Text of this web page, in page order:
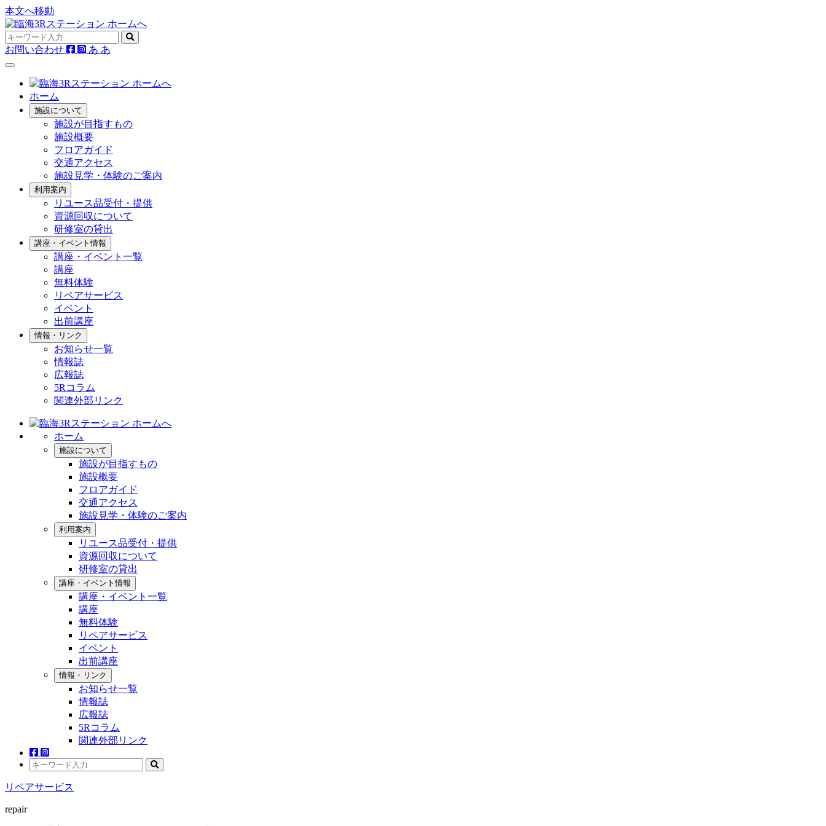
本文へ移動
お問い合わせ あ あ
ホーム
施設について
施設が目指すもの
施設概要
フロアガイド
交通アクセス
施設見学・体験のご案内
利用案内
リユース品受付・提供
資源回収について
研修室の貸出
講座・イベント情報
講座・イベント一覧
講座
無料体験
リペアサービス
イベント
出前講座
情報・リンク
お知らせ一覧
情報誌
広報誌
5Rコラム
関連外部リンク
ホーム
施設について
施設が目指すもの
施設概要
フロアガイド
交通アクセス
施設見学・体験のご案内
利用案内
リユース品受付・提供
資源回収について
研修室の貸出
講座・イベント情報
講座・イベント一覧
講座
無料体験
リペアサービス
イベント
出前講座
情報・リンク
お知らせ一覧
情報誌
広報誌
5Rコラム
関連外部リンク
リペアサービス
repair